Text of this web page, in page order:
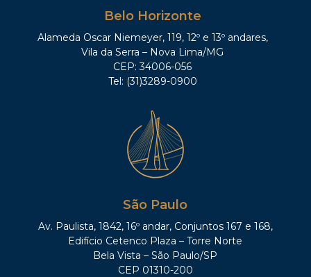
Belo Horizonte
Alameda Oscar Niemeyer, 119, 12º e 13º andares,
Vila da Serra – Nova Lima/MG
CEP: 34006-056
Tel: (31)3289-0900
São Paulo
Av. Paulista, 1842, 16º andar, Conjuntos 167 e 168,
Edifício Cetenco Plaza – Torre Norte
Bela Vista – São Paulo/SP
CEP 01310-200